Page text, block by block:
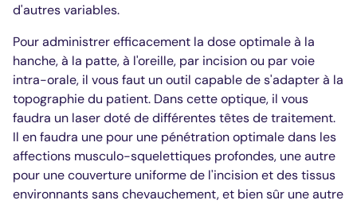
d'autres variables.
Pour administrer efficacement la dose optimale à la
hanche, à la patte, à l'oreille, par incision ou par voie
intra-orale, il vous faut un outil capable de s'adapter à la
topographie du patient. Dans cette optique, il vous
faudra un laser doté de différentes têtes de traitement.
Il en faudra une pour une pénétration optimale dans les
affections musculo-squelettiques profondes, une autre
pour une couverture uniforme de l'incision et des tissus
environnants sans chevauchement, et bien sûr une autre